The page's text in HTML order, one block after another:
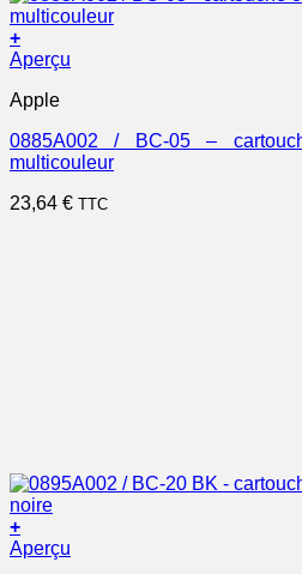
+
Aperçu
Apple
0885A002 / BC-05 –
multicouleur
23,64 € TTC
+
Aperçu